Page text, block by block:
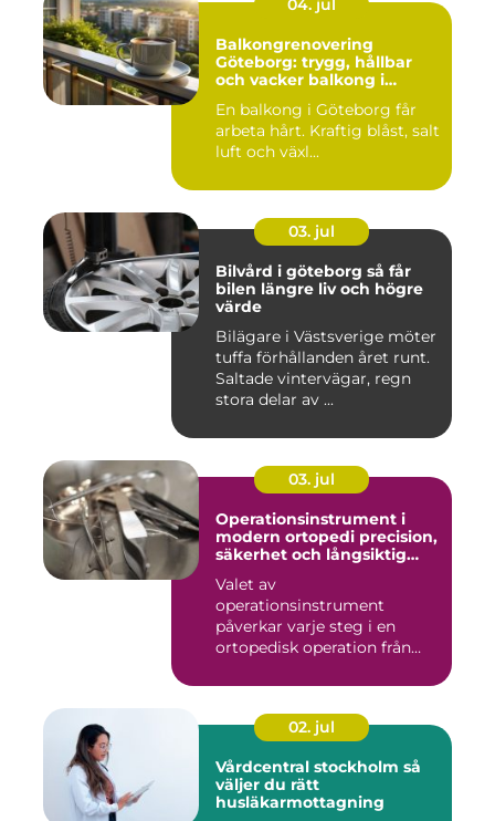
04. jul
Balkongrenovering
Göteborg: trygg, hållbar
och vacker balkong i
En balkong i Göteborg får
arbeta hårt. Kraftig blåst, salt
luft och växl...
03. jul
Bilvård i göteborg så får
bilen längre liv och högre
värde
Bilägare i Västsverige möter
tuffa förhållanden året runt.
Saltade vintervägar, regn
stora delar av ...
03. jul
Operationsinstrument i
modern ortopedi precision,
säkerhet och långsiktig
Valet av
operationsinstrument
påverkar varje steg i en
ortopedisk operation från
02. jul
Vårdcentral stockholm så
väljer du rätt
husläkarmottagning